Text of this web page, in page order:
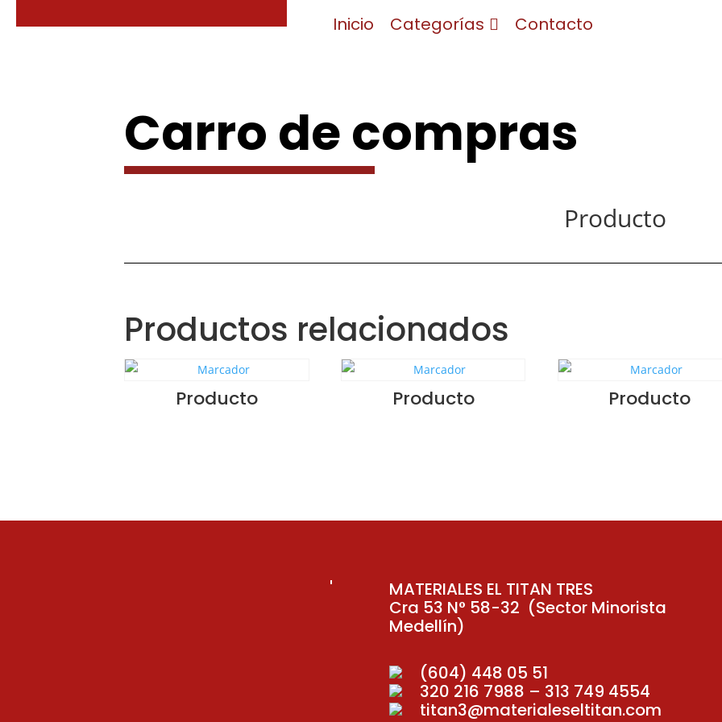
Inicio Categorías Contacto
Carro de compras
Producto
Productos relacionados
Producto Producto Producto
MATERIALES EL TITAN TRES
Cra 53 N° 58-32 (Sector Minorista
Medellín)
(604) 448 05 51
320 216 7988 – 313 749 4554
titan3@materialeseltitan.com